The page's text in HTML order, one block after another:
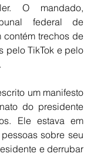
O mandado,
federal de
contém trechos de
pelo TikTok e pelo
um manifesto
do presidente
Ele estava em
sobre seu
e derrubar